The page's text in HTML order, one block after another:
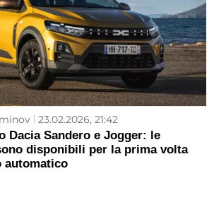
23.02.2026, 21:42
Dacia Sandero e Jogger: le
disponibili per la prima volta
automatico